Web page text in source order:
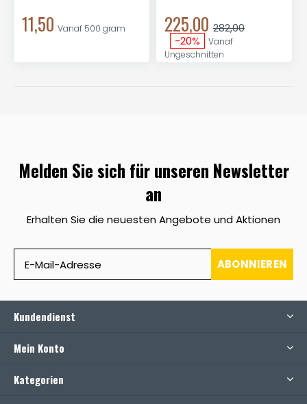
11,50 Vanaf 500 gram 225,00 282,00
-20%
Vanaf
Ungeschnitten
Melden Sie sich für unseren Newsletter
an
Erhalten Sie die neuesten Angebote und Aktionen
ABONNIEREN
Kundendienst
Mein Konto
Kategorien